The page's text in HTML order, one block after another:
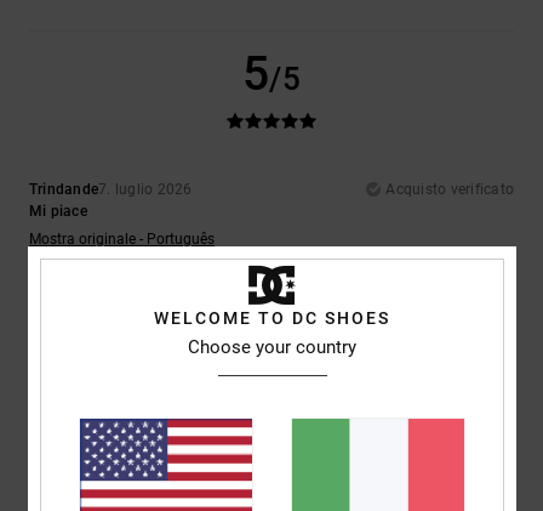
5/5
Trindande7. luglio 2026
Acquisto verificato
Mi piace
Mostra originale - Português
Comfort: 5/5 Rapporto qualità-prezzo: 3/5 Taglia: Taglia perfetta
5/5
6. luglio 2026
Qualità e taglio
WELCOME TO DC SHOES
Choose your country